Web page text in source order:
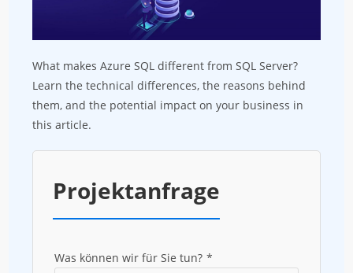
What makes Azure SQL different from SQL Server?
Learn the technical differences, the reasons behind
them, and the potential impact on your business in
this article.
Projektanfrage
Was können wir für Sie tun? *